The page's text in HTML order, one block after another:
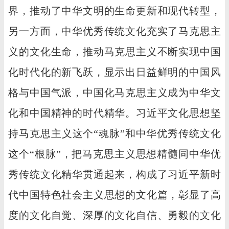
界，推动了中华文明的生命更新和现代转型，
另一方面，中华优秀传统文化充实了马克思主
义的文化生命，推动马克思主义不断实现中国
化时代化的新飞跃，显示出日益鲜明的中国风
格与中国气派，中国化马克思主义成为中华文
化和中国精神的时代精华。习近平文化思想坚
持马克思主义这个“魂脉”和中华优秀传统文化
这个“根脉”，把马克思主义思想精髓同中华优
秀传统文化精华贯通起来，构成了习近平新时
代中国特色社会主义思想的文化篇，彰显了高
度的文化自觉、深厚的文化自信、勇毅的文化